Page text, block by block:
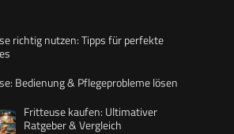
richtig nutzen: Tipps für perfekte
Bedienung & Pflegeprobleme lösen
Fritteuse kaufen: Ultimativer
Ratgeber & Vergleich